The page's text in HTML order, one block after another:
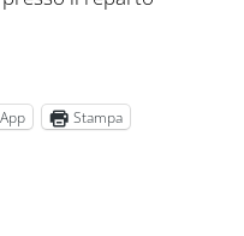
Stampa